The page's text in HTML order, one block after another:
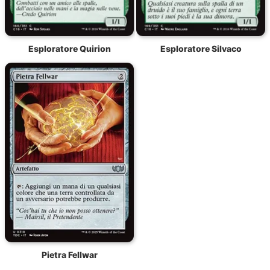
Esploratore Quirion Esploratore Silvaco
Pietra Fellwar